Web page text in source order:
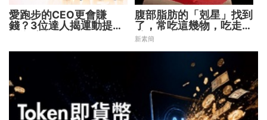
愛跑步的CEO更會賺
錢？3位達人揭運動提升
腹部脂肪的「剋星」找到
了，常吃這幾物，吃走大
肚囊，瘦出小蠻腰
新素簡